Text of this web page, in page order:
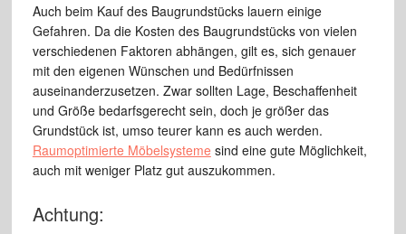
Auch beim Kauf des Baugrundstücks lauern einige
Gefahren. Da die Kosten des Baugrundstücks von vielen
verschiedenen Faktoren abhängen, gilt es, sich genauer
mit den eigenen Wünschen und Bedürfnissen
auseinanderzusetzen. Zwar sollten Lage, Beschaffenheit
und Größe bedarfsgerecht sein, doch je größer das
Grundstück ist, umso teurer kann es auch werden.
Raumoptimierte Möbelsysteme sind eine gute Möglichkeit,
auch mit weniger Platz gut auszukommen.
Achtung: